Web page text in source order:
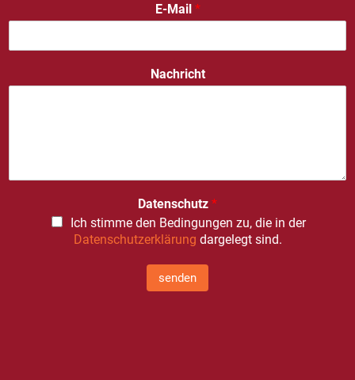
E-Mail *
Nachricht
Datenschutz *
Ich stimme den Bedingungen zu, die in der
Datenschutzerklärung dargelegt sind.
senden